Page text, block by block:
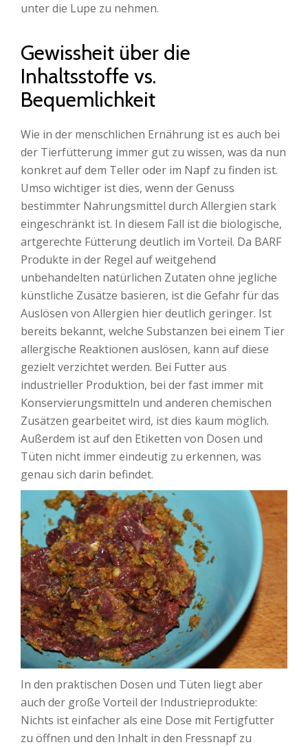
unter die Lupe zu nehmen.
Gewissheit über die
Inhaltsstoffe vs.
Bequemlichkeit
Wie in der menschlichen Ernährung ist es auch bei
der Tierfütterung immer gut zu wissen, was da nun
konkret auf dem Teller oder im Napf zu finden ist.
Umso wichtiger ist dies, wenn der Genuss
bestimmter Nahrungsmittel durch Allergien stark
eingeschränkt ist. In diesem Fall ist die biologische,
artgerechte Fütterung deutlich im Vorteil. Da BARF
Produkte in der Regel auf weitgehend
unbehandelten natürlichen Zutaten ohne jegliche
künstliche Zusätze basieren, ist die Gefahr für das
Auslösen von Allergien hier deutlich geringer. Ist
bereits bekannt, welche Substanzen bei einem Tier
allergische Reaktionen auslösen, kann auf diese
gezielt verzichtet werden. Bei Futter aus
industrieller Produktion, bei der fast immer mit
Konservierungsmitteln und anderen chemischen
Zusätzen gearbeitet wird, ist dies kaum möglich.
Außerdem ist auf den Etiketten von Dosen und
Tüten nicht immer eindeutig zu erkennen, was
genau sich darin befindet.
In den praktischen Dosen und Tüten liegt aber
auch der große Vorteil der Industrieprodukte:
Nichts ist einfacher als eine Dose mit Fertigfutter
zu öffnen und den Inhalt in den Fressnapf zu